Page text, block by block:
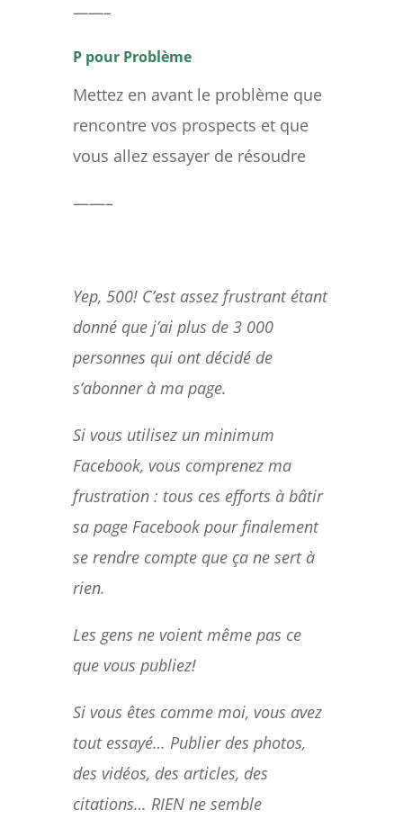
——–
P pour Problème
Mettez en avant le problème que
rencontre vos prospects et que
vous allez essayer de résoudre
——–
Yep, 500! C’est assez frustrant étant
donné que j’ai plus de 3 000
personnes qui ont décidé de
s’abonner à ma page.
Si vous utilisez un minimum
Facebook, vous comprenez ma
frustration : tous ces efforts à bâtir
sa page Facebook pour finalement
se rendre compte que ça ne sert à
rien.
Les gens ne voient même pas ce
que vous publiez!
Si vous êtes comme moi, vous avez
tout essayé… Publier des photos,
des vidéos, des articles, des
citations… RIEN ne semble